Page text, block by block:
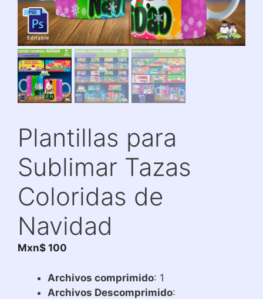
Plantillas para
Sublimar Tazas
Coloridas de
Navidad
Mxn$ 100
Archivos comprimido: 1
Archivos Descomprimido: